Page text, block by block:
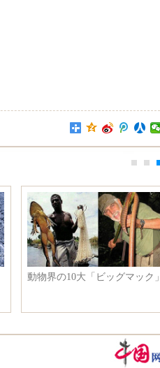
動物界の10大「ビッグマック」